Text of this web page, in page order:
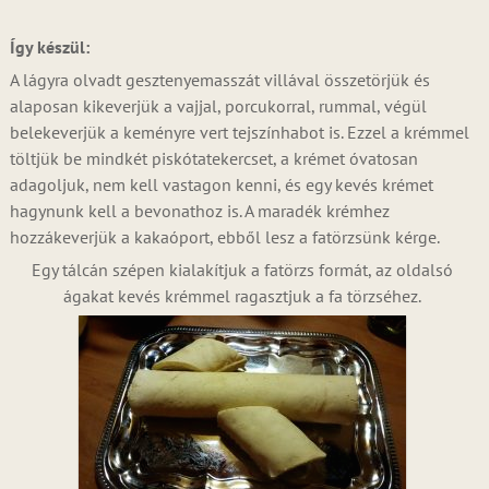
Így készül:
A lágyra olvadt gesztenyemasszát villával összetörjük és
alaposan kikeverjük a vajjal, porcukorral, rummal, végül
belekeverjük a keményre vert tejszínhabot is. Ezzel a krémmel
töltjük be mindkét piskótatekercset, a krémet óvatosan
adagoljuk, nem kell vastagon kenni, és egy kevés krémet
hagynunk kell a bevonathoz is. A maradék krémhez
hozzákeverjük a kakaóport, ebből lesz a fatörzsünk kérge.
Egy tálcán szépen kialakítjuk a fatörzs formát, az oldalsó
ágakat kevés krémmel ragasztjuk a fa törzséhez.